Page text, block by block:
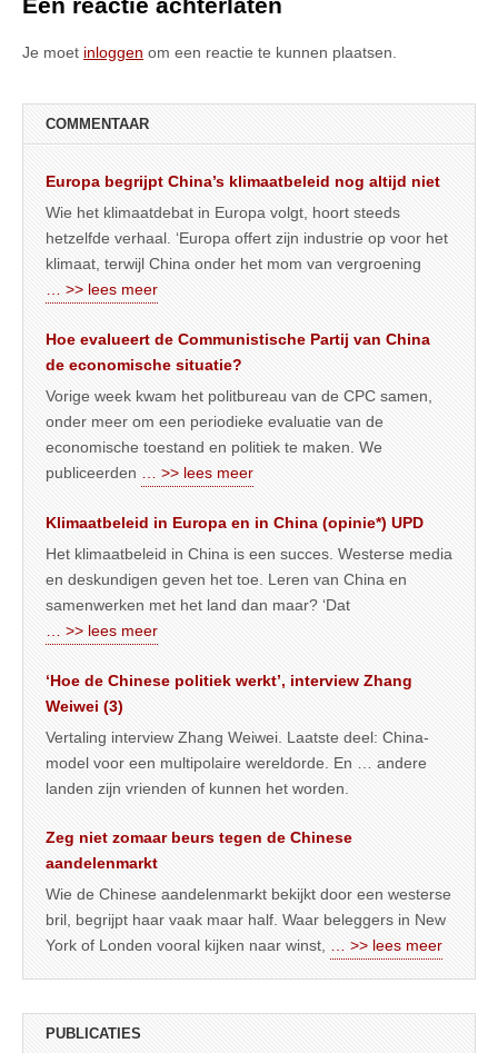
Je moet inloggen om een reactie te kunnen plaatsen.
COMMENTAAR
Europa begrijpt China’s klimaatbeleid nog altijd niet
Wie het klimaatdebat in Europa volgt, hoort steeds
hetzelfde verhaal. ‘Europa offert zijn industrie op voor het
klimaat, terwijl China onder het mom van vergroening
… >> lees meer
Hoe evalueert de Communistische Partij van China
de economische situatie?
Vorige week kwam het politbureau van de CPC samen,
onder meer om een periodieke evaluatie van de
economische toestand en politiek te maken. We
publiceerden
… >> lees meer
Klimaatbeleid in Europa en in China (opinie*) UPD
Het klimaatbeleid in China is een succes. Westerse media
en deskundigen geven het toe. Leren van China en
samenwerken met het land dan maar? ‘Dat
… >> lees meer
‘Hoe de Chinese politiek werkt’, interview Zhang
Weiwei (3)
Vertaling interview Zhang Weiwei. Laatste deel: China-
model voor een multipolaire wereldorde. En … andere
landen zijn vrienden of kunnen het worden.
Zeg niet zomaar beurs tegen de Chinese
aandelenmarkt
Wie de Chinese aandelenmarkt bekijkt door een westerse
bril, begrijpt haar vaak maar half. Waar beleggers in New
York of Londen vooral kijken naar winst,
… >> lees meer
PUBLICATIES